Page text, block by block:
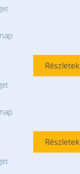
Részletek
Részletek